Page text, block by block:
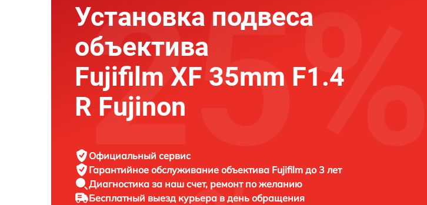
Установка подвеса
объектива
Fujifilm XF 35mm F1.4
R Fujinon
Официальный сервис
Гарантийное обслуживание объектива Fujifilm до 3 лет
Диагностика за наш счет, ремонт по желанию
Бесплатный выезд курьера в день обращения